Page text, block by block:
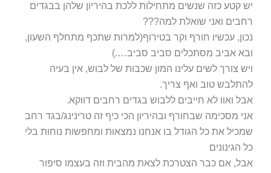
יש קטע כזה שנשים מתחילות ללכת בהיריון שלהן בבגדים
רחבים ואני שואלת למה???
נכון, עכשיו חורף וקר בטירוף(למרות שתכף מתחלף השעון,
ובא אביב מסתכלים סביב סביב….)
ויש צורך לשים עלינו המון שכבות של לבוש, אין בעיה
להתלבש טוב ואף צריך.
אבל ואוו לא חייבים ללבוש בגדים רחבים דווקא.
אני מסכימה שבחורף ובהיריון הכי כיף זה טרינינג/בגד רחב
שמכיל את כל הגודל בו אנחנו נמצאות ומחפשות נוחות בלי
כל הגינונים
אבל, אם כבר הצטרכת לצאת מהבית וזה בעצמו סיפור